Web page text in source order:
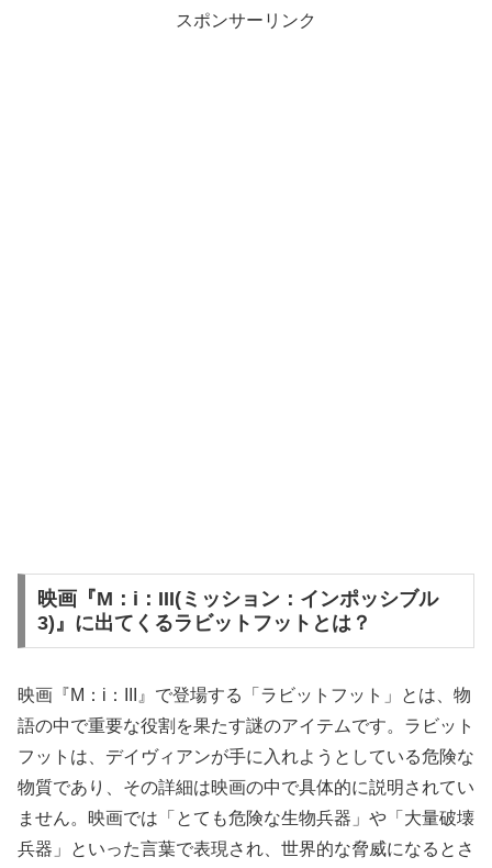
スポンサーリンク
映画『M：i：III(ミッション：インポッシブル
3)』に出てくるラビットフットとは？
映画『M：i：III』で登場する「ラビットフット」とは、物
語の中で重要な役割を果たす謎のアイテムです。ラビット
フットは、デイヴィアンが手に入れようとしている危険な
物質であり、その詳細は映画の中で具体的に説明されてい
ません。映画では「とても危険な生物兵器」や「大量破壊
兵器」といった言葉で表現され、世界的な脅威になるとさ